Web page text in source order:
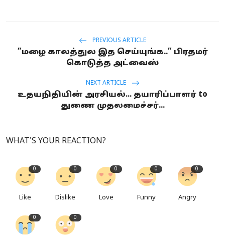
PREVIOUS ARTICLE
”மழை காலத்துல இத செய்யுங்க..” பிரதமர்
கொடுத்த அட்வைஸ்
NEXT ARTICLE
உதயநிதியின் அரசியல்... தயாரிப்பாளர் to
துணை முதலமைச்சர்...
WHAT'S YOUR REACTION?
0
Like
0
Dislike
0
Love
0
Funny
0
Angry
0 0